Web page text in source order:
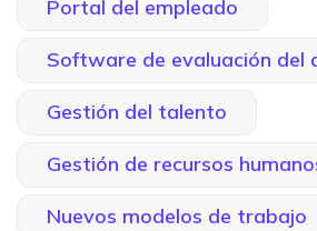
Portal del empleado
Software de evaluación del
Gestión del talento
Gestión de recursos
Nuevos modelos de trabajo